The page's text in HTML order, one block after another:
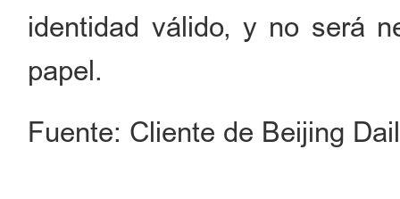
identidad válido, y no será
papel.
Fuente: Cliente de Beijing